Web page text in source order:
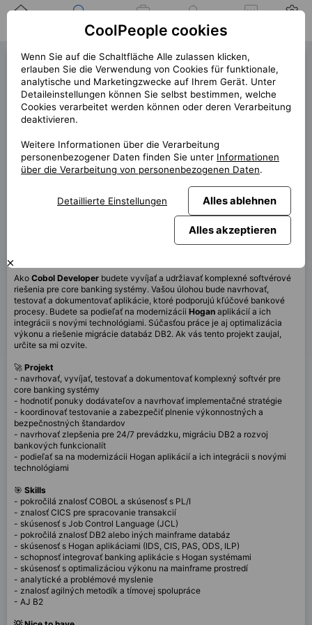
Position
Jobs
Cobol Developer (40848)
1 offene Position links!
« zurück
Start (Länge)
11/2025 (12m+)
Vertrag
Vertrag über CP
Home office
100%
Diese Position ist derzeit nicht verfügbar
Ako Cobol Developer budete vyvíjať a udržiavať komplexné softvérové
riešenia pre core banking systémy. Vašou úlohou bude navrhovať,
testovať a dokumentovať aplikácie, ktoré podporujú kľúčové bankové
procesy. Budete sa podieľať na modernizácii Hogan aplikácií a ich
integrácii s novými technológiami. Súčasťou práce je aj optimalizácia
výkonu a riešenie migrácie databáz DB2. Ak vás tento projekt zaujal,
určite sa mi ozvite.
🚀 Projekt
- navrhovať, vyvíjať, testovať a dokumentovať komplexný softvér pre
core banking systémy
- hodnotiť ponuky dodávateľov a navrhovať implementačné stratégie
- koordinovať testovanie a zabezpečiť plnenie výkonnostných a
bezpečnostných štandardov
- navrhovať zlepšenia pre 24/7 prevádzku, migráciu DB2 a rozvoj
bankových funkcionalít
- podieľať sa na modernizácii Hogan aplikácií a ich integrácii s novými
technológiami
🎯 Skills
- pokročilá znalosť COBOL a skúsenosť s PL/I
- znalosť CICS pre spracovanie transakcií
- skúsenosť s Job Control Language (JCL)
- pokročilá znalosť DB2 alebo iných mainframe databáz
- skúsenosť s Hogan aplikáciami (IDS, CIS, PAS, ODS, ILP)
- schopnosť integrovať banking aplikácie s Hogan systémami
- skúsenosť s optimalizáciou výkonu na mainframe prostredí
- analytické a problémové myslenie
- znalosť agilných metodík a tímovej spolupráce
- AJ B2
CoolPeople cookies
Wenn Sie auf die Schaltfläche Alle zulassen klicken,
erlauben Sie die Verwendung von Cookies für funktionale,
analytische und Marketingzwecke auf Ihrem Gerät. Unter
Detaileinstellungen können Sie selbst bestimmen, welche
Cookies verarbeitet werden können oder deren Verarbeitung
deaktivieren.
Weitere Informationen über die Verarbeitung
personenbezogener Daten finden Sie unter Informationen
über die Verarbeitung von personenbezogenen Daten.
Detaillierte Einstellungen Alles ablehnen
Alles akzeptieren